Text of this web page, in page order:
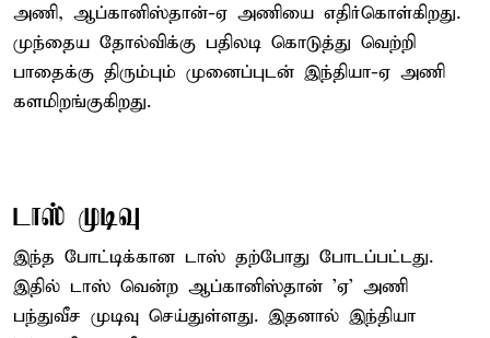
அணி, ஆப்கானிஸ்தான்-ஏ அணியை எதிர்கொள்கிறது.
முந்தைய தோல்விக்கு பதிலடி கொடுத்து வெற்றி
பாதைக்கு திரும்பும் முனைப்புடன் இந்தியா-ஏ அணி
களமிறங்குகிறது.
டாஸ் முடிவு
இந்த போட்டிக்கான டாஸ் தற்போது போடப்பட்டது.
இதில் டாஸ் வென்ற ஆப்கானிஸ்தான் ’ஏ’ அணி
பந்துவீச முடிவு செய்துள்ளது. இதனால் இந்தியா